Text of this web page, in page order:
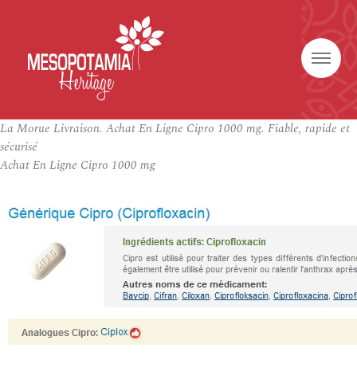
La Morue Livraison. Achat En Ligne Cipro 1000 mg. Fiable, rapide et
sécurisé
Achat En Ligne Cipro 1000 mg